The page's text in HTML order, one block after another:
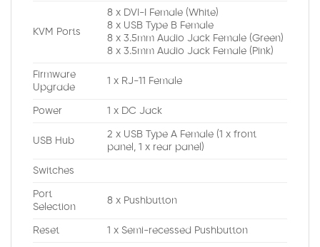
KVM Ports
8 x DVI-I Female (White)
8 x USB Type B Female
8 x 3.5mm Audio Jack Female (Green)
8 x 3.5mm Audio Jack Female (Pink)
Firmware
Upgrade
1 x RJ-11 Female
Power 1 x DC Jack
USB Hub
2 x USB Type A Female (1 x front
panel, 1 x rear panel)
Switches
Port
Selection
8 x Pushbutton
Reset 1 x Semi-recessed Pushbutton